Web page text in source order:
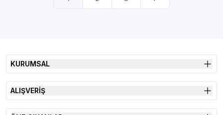
KURUMSAL
ALIŞVERİŞ